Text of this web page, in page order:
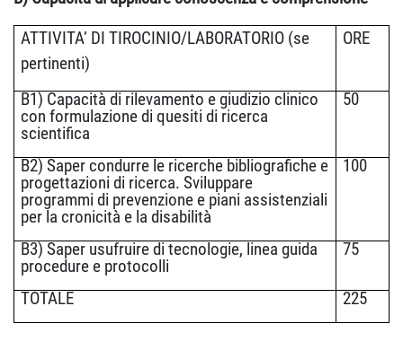
ATTIVITA’ DI TIROCINIO/LABORATORIO (se
pertinenti)
ORE
B1) Capacità di rilevamento e giudizio clinico
con formulazione di quesiti di ricerca
scientifica
50
B2) Saper condurre le ricerche bibliografiche e
progettazioni di ricerca. Sviluppare
programmi di prevenzione e piani assistenziali
per la cronicità e la disabilità
100
B3) Saper usufruire di tecnologie, linea guida
procedure e protocolli
75
TOTALE 225